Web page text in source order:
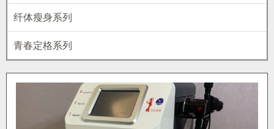
纤体瘦身系列
青春定格系列